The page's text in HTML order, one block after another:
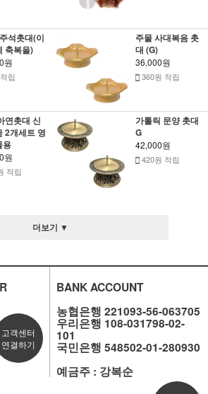
석촛대(이
축복을)
원
립
주물 사대복음 촛
대 (G)
36,000원
360원 적립
연촛대 신
2개세트 영
용
원
적립
가톨릭 문양 촛대
G
42,000원
420원 적립
더보기 ▼
고객센터
연결하기
BANK ACCOUNT
농협은행 221093-56-063705
우리은행 108-031798-02-
101
국민은행 548502-01-280930
예금주 : 강복순